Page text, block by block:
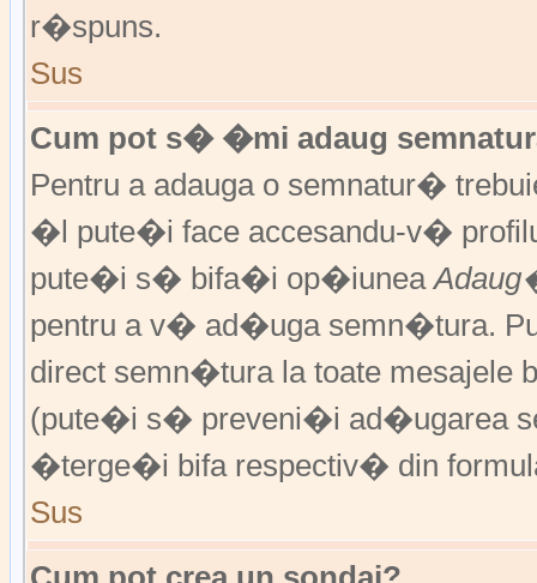
r�spuns.
Sus
Cum pot s� �mi adaug
Pentru a adauga o semnatur�
�l pute�i face accesandu-v�
pute�i s� bifa�i op�iunea
pentru a v� ad�uga semn�tura.
direct semn�tura la toate mesajele
(pute�i s� preveni�i ad�ugarea
�terge�i bifa respectiv� din
Sus